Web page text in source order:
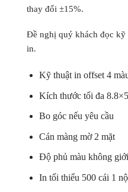
thay đổi ±15%.
Đề nghị quý khách đọc kỹ
in.
Kỹ thuật in offset 4
Kích thước tối đa
Bo góc nếu yêu cầu
Cán màng mờ 2 mặt
Độ phủ màu không
In tối thiểu 500 cái 1